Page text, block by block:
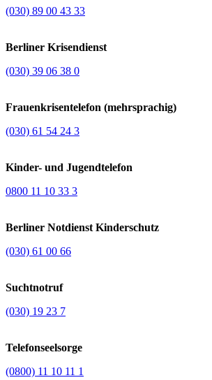
(030) 89 00 43 33
Berliner Krisendienst
(030) 39 06 38 0
Frauenkrisentelefon (mehrsprachig)
(030) 61 54 24 3
Kinder- und Jugendtelefon
0800 11 10 33 3
Berliner Notdienst Kinderschutz
(030) 61 00 66
Suchtnotruf
(030) 19 23 7
Telefonseelsorge
(0800) 11 10 11 1